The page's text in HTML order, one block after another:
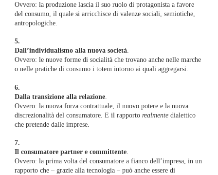
Ovvero: la produzione lascia il suo ruolo di protagonista a favore
del consumo, il quale si arricchisce di valenze sociali, semiotiche,
antropologiche.
5.
Dall’individualismo alla nuova società.
Ovvero: le nuove forme di socialità che trovano anche nelle marche
o nelle pratiche di consumo i totem intorno ai quali aggregarsi.
6.
Dalla transizione alla relazione.
Ovvero: la nuova forza contrattuale, il nuovo potere e la nuova
discrezionalità del consumatore. E il rapporto realmente dialettico
che pretende dalle imprese.
7.
Il consumatore partner e committente.
Ovvero: la prima volta del consumatore a fianco dell’impresa, in un
rapporto che – grazie alla tecnologia – può anche essere di